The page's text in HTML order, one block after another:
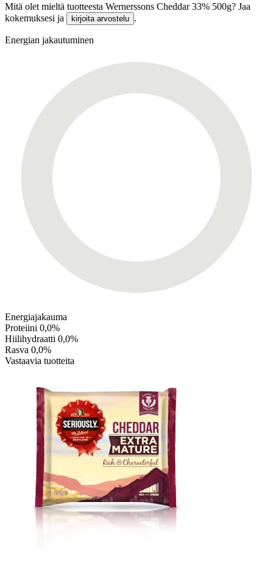
Mitä olet mieltä tuotteesta Wernerssons Cheddar 33% 500g? Jaa
kokemuksesi ja
kirjoita arvostelu .
Energian jakautuminen
Energiajakauma
Proteiini 0,0%
Hiilihydraatti 0,0%
Rasva 0,0%
Vastaavia tuotteita